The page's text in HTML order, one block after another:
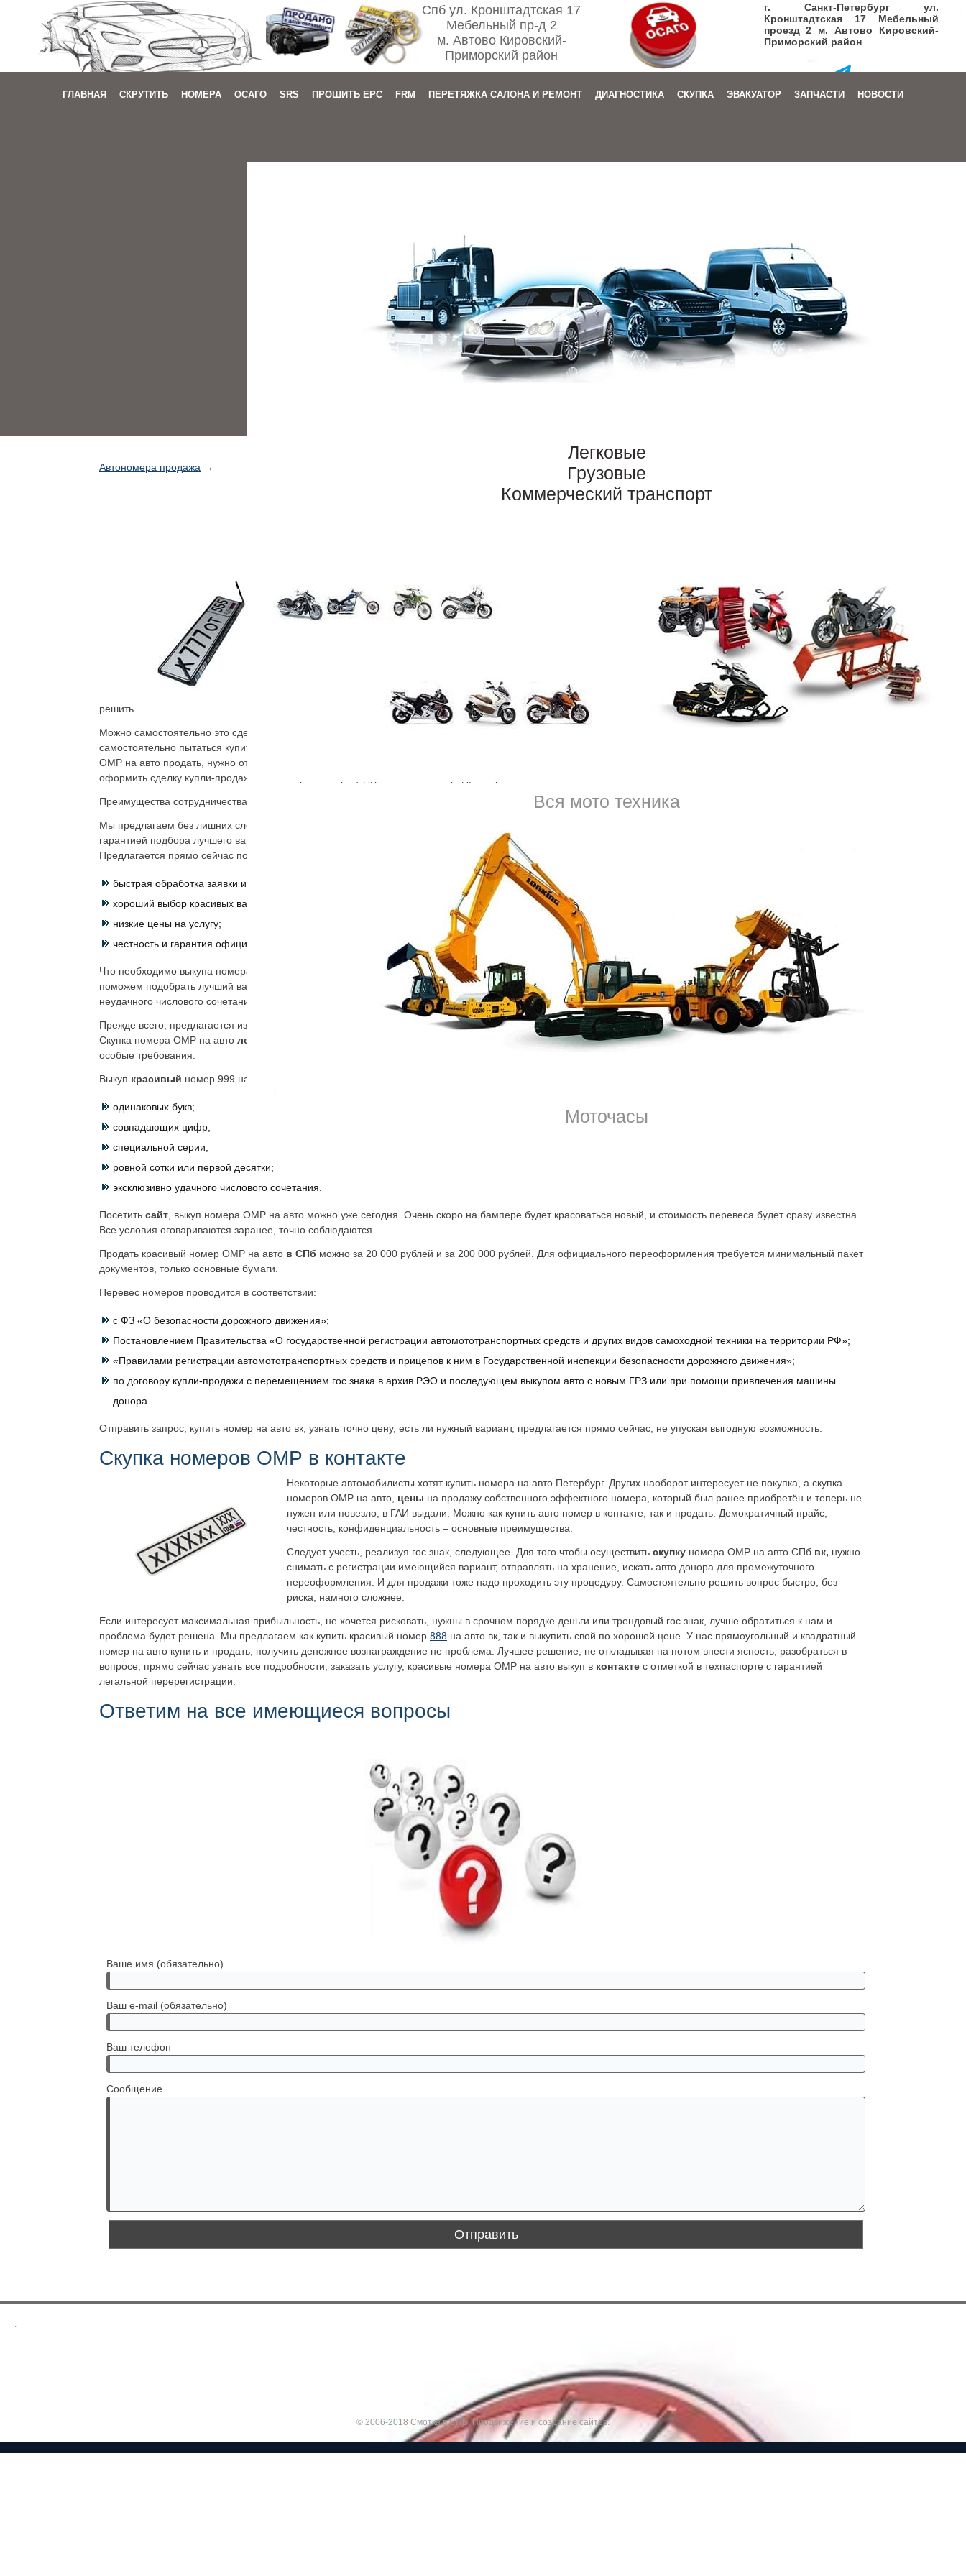
Спб ул. Кронштадтская 17
Мебельный пр-д 2
м. Автово Кировский-
Приморский район
г. Санкт-Петербург ул.
Кронштадтская 17 Мебельный
проезд 2 м. Автово Кировский-
Приморский район
+7 (905) 206-08-72
+7 (905) 206-08-72
ГЛАВНАЯ СКРУТИТЬ НОМЕРА ОСАГО SRS ПРОШИТЬ EPC FRM ПЕРЕТЯЖКА САЛОНА И РЕМОНТ ДИАГНОСТИКА СКУПКА ЭВАКУАТОР ЗАПЧАСТИ НОВОСТИ
Легковые
Грузовые
Коммерческий транспорт
Вся мото техника
Моточасы
Автономера продажа →
номера. Буквы соответствуют региону регистрации, а цифры выбираются автоматически.
При покупке б/у авто
вопрос усложняется, поскольку у машины уже есть гос.номер, зарегистрирована на другого владельца. Нужно
снять с учёта ТС и переоформить все бумаги, обновить данные, в том числе и номерной знак, если авто из другого
В этот момент, да и в любой другой, можно купить или продать красивый гос.номер, с интересной цифровой
комбинацией – чтобы понравится тёще, свекрови, произвести впечатление на коллег, друзей. Когда настроение не
очень, красивыйномер ОМР
на авто вызовет улыбку и напомнит о том, что практически любую проблему можно
решить.
Можно самостоятельно это сделать, но проще
самостоятельно пытаться купить номер на авто, нет гарантий, что это удастся сделать быстро, и всегда есть риск обмана. Для того чтобы красивые гос. номера
ОМР на авто продать, нужно отправить на хранение имеющиеся, договориться с владельцем нового гос.знака, найти его, а также найти авто донор или
оформить сделку купли-продажи. Более простая процедура законом не предусмотрена.
Преимущества сотрудничества и правила переоформления
Мы предлагаем без лишних сложностей переоформление. У нас можно продать или отдать под выкуп номер ОМР на авто
гарантией подбора лучшего варианта. Собрана обширная база красивых номеров. К тому же, продать номера на авто в СПб можно по выгодной цене.
Предлагается прямо сейчас подобрать
подходящий гос.знак, заказать услугу. Преимущества:
быстрая обработка заявки и переоформление;
хороший выбор красивых вариантов;
низкие цены на услугу;
честность и гарантия официальной перерегистрации.
Что необходимо выкупа номера ОМР
Официальный сайт посетить или отправить запрос в вк. Мы
поможем подобрать лучший вариант. Мы поможем в два счёта решить проблему трудно запоминающегося номера,
неудачного числового сочетания.
Прежде всего, предлагается изучить те варианты, которые есть в системе. Выбрать будет легко, так как есть номера на любой вкус, с разными преимуществами.
Скупка номера ОМР на авто ленинградская область
можно также в индивидуальном порядке, если подходящего варианта в базе не удалось найти, есть
особые требования.
Выкуп красивый номер 999 на авто можно с учётом предпочтительности:
одинаковых букв;
совпадающих цифр;
специальной серии;
ровной сотки или первой десятки;
эксклюзивно удачного числового сочетания.
Посетить сайт , выкуп номера ОМР на авто можно уже сегодня. Очень скоро на бампере будет красоваться новый, и стоимость перевеса будет сразу известна.
Все условия оговариваются заранее, точно соблюдаются.
Продать красивый номер ОМР на авто в СПб можно за 20 000 рублей и за 200 000 рублей. Для официального переоформления требуется минимальный пакет
документов, только основные бумаги.
Перевес номеров проводится в соответствии:
с ФЗ «О безопасности дорожного движения»;
Постановлением Правительства «О государственной регистрации автомототранспортных средств и других видов самоходной техники на территории РФ»;
«Правилами регистрации автомототранспортных средств и прицепов к ним в Государственной инспекции безопасности дорожного движения»;
по договору купли-продажи с перемещением гос.знака в архив РЭО и последующем выкупом авто с новым ГРЗ или при помощи привлечения машины
донора.
Отправить запрос, купить номер на авто вк, узнать точно цену, есть ли нужный вариант, предлагается прямо сейчас, не упуская выгодную возможность.
Скупка номеров ОМР в контакте
Некоторые автомобилисты хотят купить номера на авто Петербург. Других наоборот интересует не покупка, а скупка
номеров ОМР на авто, цены на продажу собственного эффектного номера, который был ранее приобретён и теперь не
нужен или повезло, в ГАИ выдали.
Можно как купить авто номер в контакте, так и продать. Демократичный прайс,
честность, конфиденциальность – основные преимущества.
Следует учесть, реализуя гос.знак, следующее. Для того чтобы осуществить скупку номера ОМР на авто СПб вк, нужно
снимать с регистрации имеющийся вариант, отправлять на хранение, искать авто донора для промежуточного
переоформления. И для продажи тоже надо проходить эту процедуру. Самостоятельно решить вопрос быстро, без
риска, намного сложнее.
Если интересует максимальная прибыльность, не хочется рисковать, нужны в срочном порядке деньги или трендовый гос.знак, лучше обратиться к нам и
проблема будет решена. Мы предлагаем как купить красивый номер 888 на авто вк, так и выкупить свой по хорошей цене. У нас прямоугольный и квадратный
номер на авто купить и продать, получить денежное вознаграждение не проблема. Лучшее решение, не откладывая на потом внести ясность, разобраться в
вопросе, прямо сейчас узнать все подробности, заказать услугу, красивые номера ОМР на авто выкуп в контакте с отметкой в техпаспорте с гарантией
легальной перерегистрации.
Ответим на все имеющиеся вопросы
Ваше имя (обязательно)
Ваш e-mail (обязательно)
Ваш телефон
Сообщение
.
© 2006-2018 Смотка в СПБ.Продвижение и создание сайтов.